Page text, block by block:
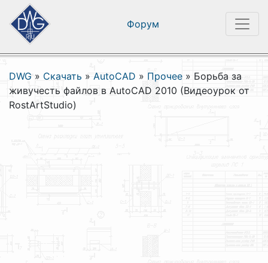
Форум
DWG » Скачать » AutoCAD » Прочее » Борьба за
живучесть файлов в AutoCAD 2010 (Видеоурок от
RostArtStudio)